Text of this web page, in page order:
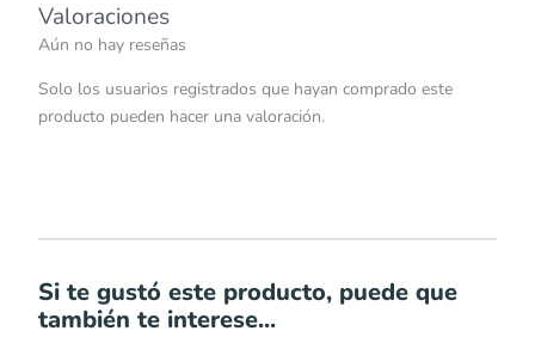
Valoraciones
Aún no hay reseñas
Solo los usuarios registrados que hayan comprado este
producto pueden hacer una valoración.
Si te gustó este producto, puede que
también te interese...